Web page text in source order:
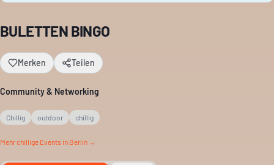
BULETTEN BINGO
Merken Teilen
Community & Networking
Chillig outdoor chillig
Mehrchillige Events in Berlin →